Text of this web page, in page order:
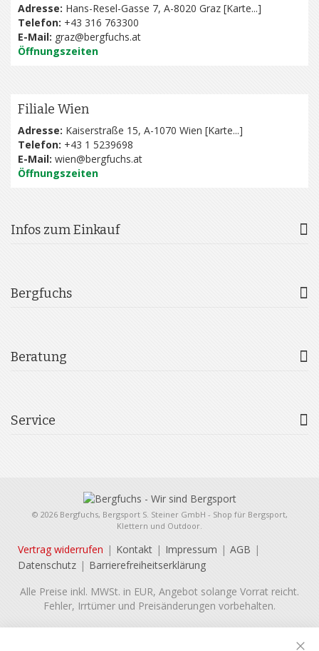
Adresse: Hans-Resel-Gasse 7, A-8020 Graz [Karte...]
Telefon: +43 316 763300
E-Mail: graz@bergfuchs.at
Öffnungszeiten
Filiale Wien
Adresse: Kaiserstraße 15, A-1070 Wien [Karte...]
Telefon: +43 1 5239698
E-Mail: wien@bergfuchs.at
Öffnungszeiten
Infos zum Einkauf
Bergfuchs
Beratung
Service
© 2026 Bergfuchs, Bergsport S. Steiner GmbH - Shop für Bergsport,
Klettern und Outdoor.
Vertrag widerrufen Kontakt Impressum
AGB
Datenschutz
Barrierefreiheitserklärung
Alle Preise inkl. MWSt. in EUR, Angebot solange Vorrat reicht.
Fehler, Irrtümer und Preisänderungen vorbehalten.